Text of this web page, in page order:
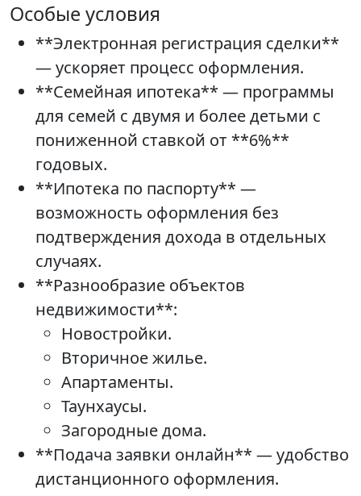
Особые условия
**Электронная регистрация сделки**
— ускоряет процесс оформления.
**Семейная ипотека** — программы
для семей с двумя и более детьми с
пониженной ставкой от **6%**
годовых.
**Ипотека по паспорту** —
возможность оформления без
подтверждения дохода в отдельных
случаях.
**Разнообразие объектов
недвижимости**:
Новостройки.
Вторичное жилье.
Апартаменты.
Таунхаусы.
Загородные дома.
**Подача заявки онлайн** — удобство
дистанционного оформления.